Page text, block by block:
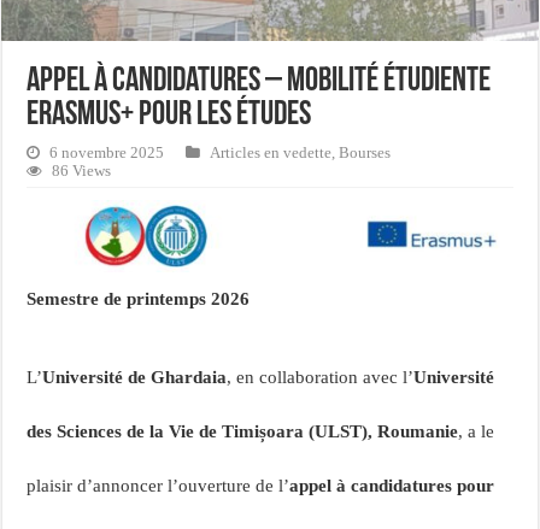
Appel à Candidatures – Mobilité étudiente
Erasmus+ pour les études
6 novembre 2025 Articles en vedette ,Bourses
86 Views
Semestre de printemps 2026
L’Université de Ghardaia, en collaboration avec l’Université
des Sciences de la Vie de Timișoara (ULST), Roumanie, a le
plaisir d’annoncer l’ouverture de l’appel à candidatures pour